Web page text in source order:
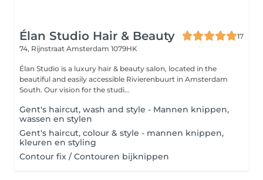
Élan Studio Hair & Beauty
17
74, Rijnstraat Amsterdam 1079HK
Élan Studio is a luxury hair & beauty salon, located in the
beautiful and easily accessible Rivierenbuurt in Amsterdam
South. Our vision for the studi...
Gent's haircut, wash and style - Mannen knippen,
wassen en stylen
Gent's haircut, colour & style - mannen knippen,
kleuren en styling
Contour fix / Contouren bijknippen